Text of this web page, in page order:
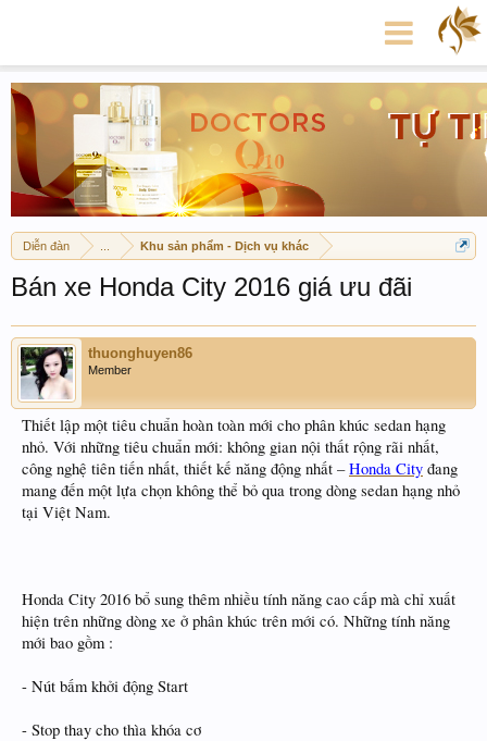
Diễn đàn Khu sản phẩm - Dịch vụ khác
Bán xe Honda City 2016 giá ưu đãi
thuonghuyen86
Member
Thiết lập một tiêu chuẩn hoàn toàn mới cho phân khúc sedan hạng
nhỏ. Với những tiêu chuẩn mới: không gian nội thất rộng rãi nhất,
công nghệ tiên tiến nhất, thiết kế năng động nhất –Honda City đang
mang đến một lựa chọn không thể bỏ qua trong dòng sedan hạng nhỏ
tại Việt Nam.
Honda City 2016 bổ sung thêm nhiều tính năng cao cấp mà chỉ xuất
hiện trên những dòng xe ở phân khúc trên mới có. Những tính năng
mới bao gồm :
- Nút bấm khởi động Start
- Stop thay cho thìa khóa cơ